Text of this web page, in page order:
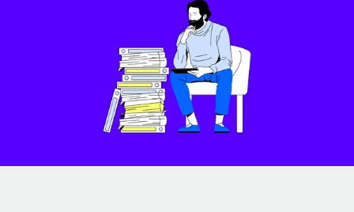
Globales Onboarding und Verwalten von
Auslagern von komplexen HR-Aufgaben
INFRASTRUKTUR
WACHSTUMSPHASE
Agile HR- und Payroll-Lösungen für wachsende
Unternehmen
Gesamtbeschäftigungskosten
Honorarzahlungen berechnen
Informationen zu möglichen Währungen und
Abwicklungsfristen für globale Freelancer:innen
Forschung und Leitfäden
Anmelden